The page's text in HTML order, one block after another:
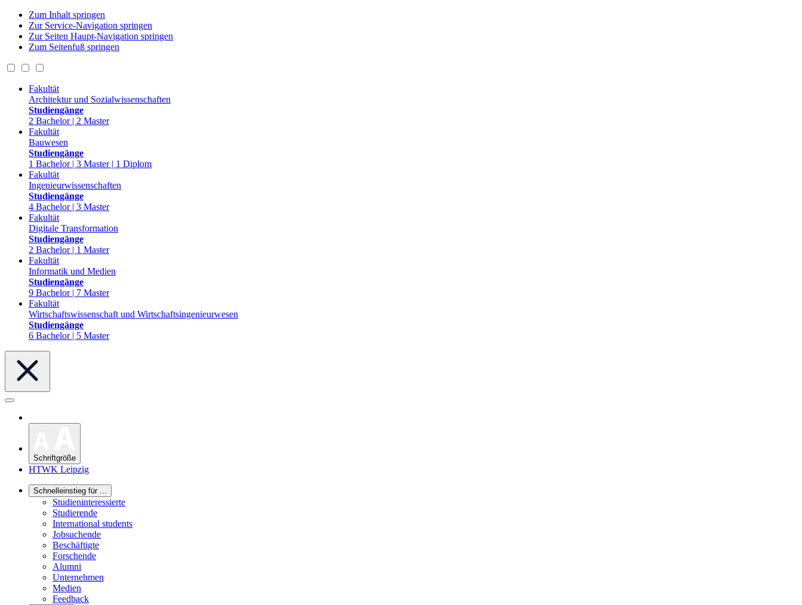
Zum Inhalt springen
Zur Service-Navigation springen
Zur Seiten Haupt-Navigation springen
Zum Seitenfuß springen
Fakultät
Architektur und Sozialwissenschaften
Studiengänge
2 Bachelor | 2 Master
Fakultät
Bauwesen
Studiengänge
1 Bachelor | 3 Master | 1 Diplom
Fakultät
Ingenieurwissenschaften
Studiengänge
4 Bachelor | 3 Master
Fakultät
Digitale Transformation
Studiengänge
2 Bachelor | 1 Master
Fakultät
Informatik und Medien
Studiengänge
9 Bachelor | 7 Master
Fakultät
Wirtschaftswissenschaft und Wirtschaftsingenieurwesen
Studiengänge
6 Bachelor | 5 Master
Schriftgröße
HTWK Leipzig
Schnelleinstieg für ...
Studieninteressierte
Studierende
International students
Jobsuchende
Beschäftigte
Forschende
Alumni
Unternehmen
Medien
Feedback